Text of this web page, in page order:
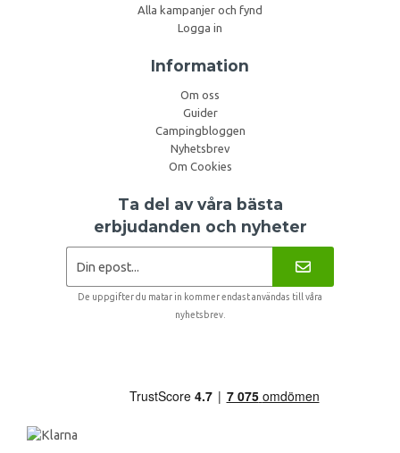
Alla kampanjer och fynd
Logga in
Information
Om oss
Guider
Campingbloggen
Nyhetsbrev
Om Cookies
Ta del av våra bästa
erbjudanden och nyheter
De uppgifter du matar in kommer endast användas till våra
nyhetsbrev.